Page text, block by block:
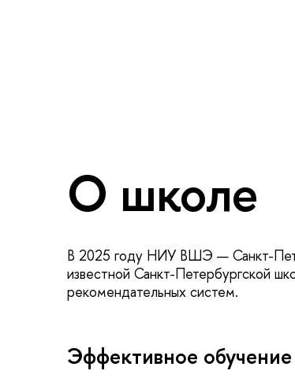
О школе
В 2025 году НИУ ВШЭ — Санкт-
известной Санкт-Петербургской
рекомендательных систем.
Эффективное обучение